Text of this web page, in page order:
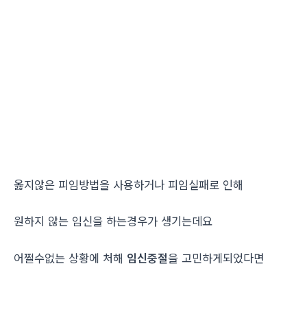
옳지않은 피임방법을 사용하거나 피임실패로 인해
원하지 않는 임신을 하는경우가 생기는데요
어쩔수없는 상황에 처해 임신중절을 고민하게되었다면